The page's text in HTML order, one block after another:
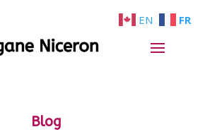
Blog
EN FR